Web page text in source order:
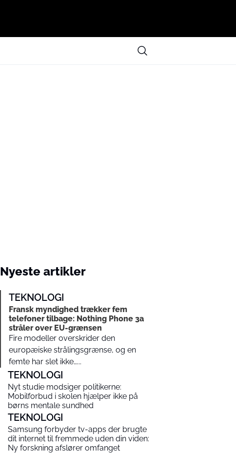
Nyeste artikler
TEKNOLOGI
Fransk myndighed trækker fem
telefoner tilbage: Nothing Phone 3a
stråler over EU-grænsen
Fire modeller overskrider den
europæiske strålingsgrænse, og en
femte har slet ikke…...
TEKNOLOGI
Nyt studie modsiger politikerne:
Mobilforbud i skolen hjælper ikke på
børns mentale sundhed
TEKNOLOGI
Samsung forbyder tv-apps der brugte
dit internet til fremmede uden din viden:
Ny forskning afslører omfanget